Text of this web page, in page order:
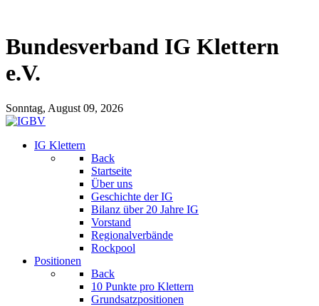
Bundesverband IG Klettern
e.V.
Sonntag, August 09, 2026
IG Klettern
Back
Startseite
Über uns
Geschichte der IG
Bilanz über 20 Jahre IG
Vorstand
Regionalverbände
Rockpool
Positionen
Back
10 Punkte pro Klettern
Grundsatzpositionen